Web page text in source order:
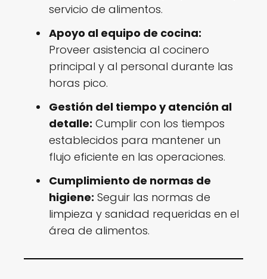
servicio de alimentos.
Apoyo al equipo de cocina:
Proveer asistencia al cocinero
principal y al personal durante las
horas pico.
Gestión del tiempo y atención al
detalle: Cumplir con los tiempos
establecidos para mantener un
flujo eficiente en las operaciones.
Cumplimiento de normas de
higiene: Seguir las normas de
limpieza y sanidad requeridas en el
área de alimentos.